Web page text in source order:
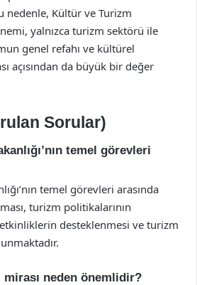
nedenle, Kültür ve Turizm
yalnızca turizm sektörü ile
genel refahı ve kültürel
açısından da büyük bir değer
Sorular)
temel görevleri
temel görevleri arasında
turizm politikalarının
desteklenmesi ve turizm
neden önemlidir?